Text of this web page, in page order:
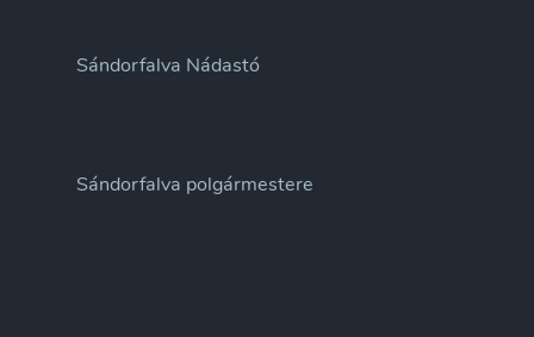
Sándorfalva Nádastó
Sándorfalva polgármestere